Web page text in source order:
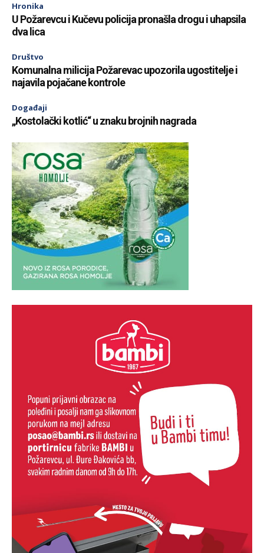
Hronika
U Požarevcu i Kučevu policija pronašla drogu i uhapsila
dva lica
Društvo
Komunalna milicija Požarevac upozorila ugostitelje i
najavila pojačane kontrole
Događaji
„Kostolački kotlić“ u znaku brojnih nagrada